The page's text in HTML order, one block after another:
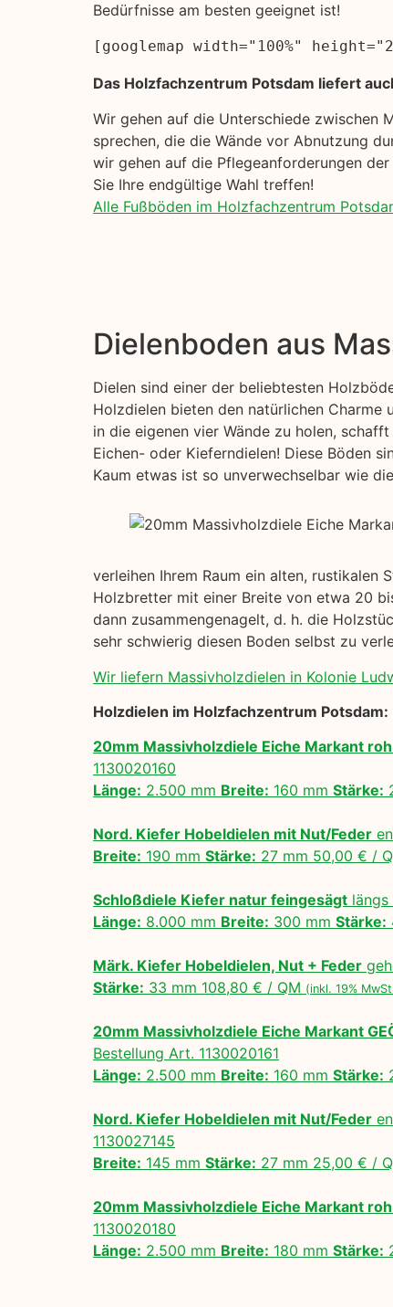
Bedürfnisse am besten geeignet ist!
[googlemap width="100%"
Das Holzfachzentrum Potsdam liefert
Wir gehen auf die Unterschiede zwischen
sprechen, die die Wände vor Abnutzung
wir gehen auf die Pflegeanforderungen
Sie Ihre endgültige Wahl treffen!
Alle Fußböden im Holzfachzentrum
Dielenboden aus
Dielen sind einer der beliebtesten
Holzdielen bieten den natürlichen
in die eigenen vier Wände zu holen,
Eichen- oder Kieferndielen! Diese Böden
Kaum etwas ist so unverwechselbar wie
verleihen Ihrem Raum ein alten,
Holzbretter mit einer Breite von etwa 20
dann zusammengenagelt, d. h. die
sehr schwierig diesen Boden selbst zu
Wir liefern Massivholzdielen in Kolonie
Holzdielen im Holzfachzentrum Potsdam:
20mm Massivholzdiele Eiche Markant roh
1130020160
Länge: 2.500 mm Breite: 160 mm Stärke:
Nord. Kiefer Hobeldielen mit Nut/Feder
Breite: 190 mm Stärke: 27 mm 50,00 € /
Schloßdiele Kiefer natur feingesägt
Länge: 8.000 mm Breite: 300 mm Stärke:
Märk. Kiefer Hobeldielen, Nut + Feder
Stärke: 33 mm 108,80 € / QM (inkl. 19%
20mm Massivholzdiele Eiche Markant
Bestellung Art. 1130020161
Länge: 2.500 mm Breite: 160 mm Stärke:
Nord. Kiefer Hobeldielen mit Nut/Feder
1130027145
Breite: 145 mm Stärke: 27 mm 25,00 € /
20mm Massivholzdiele Eiche Markant roh
1130020180
Länge: 2.500 mm Breite: 180 mm Stärke: